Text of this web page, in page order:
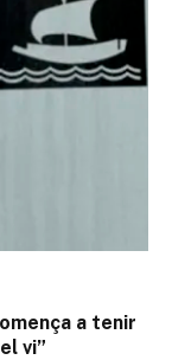
a tenir
vi”